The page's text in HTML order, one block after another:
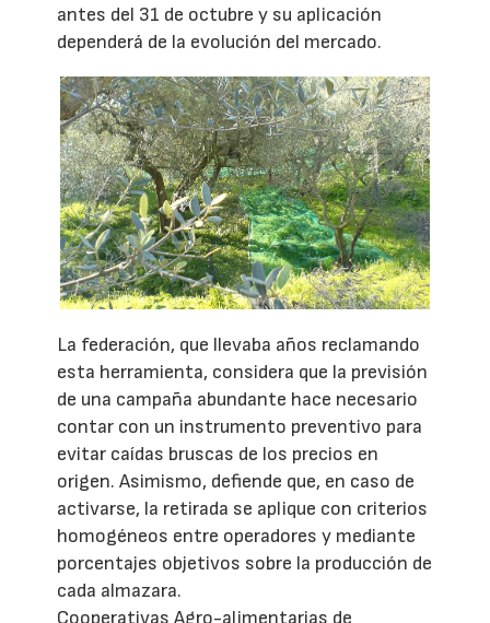
antes del 31 de octubre y su aplicación
dependerá de la evolución del mercado.
La federación, que llevaba años reclamando
esta herramienta, considera que la previsión
de una campaña abundante hace necesario
contar con un instrumento preventivo para
evitar caídas bruscas de los precios en
origen. Asimismo, defiende que, en caso de
activarse, la retirada se aplique con criterios
homogéneos entre operadores y mediante
porcentajes objetivos sobre la producción de
cada almazara.
Cooperativas Agro-alimentarias de